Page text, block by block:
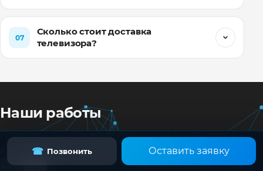
07
Сколько стоит доставка
телевизора?
Наши работы
Примеры выполненных ремонтов телевизоров
в нашем сервисном центре.
☎ Позвонить Оставить заявку